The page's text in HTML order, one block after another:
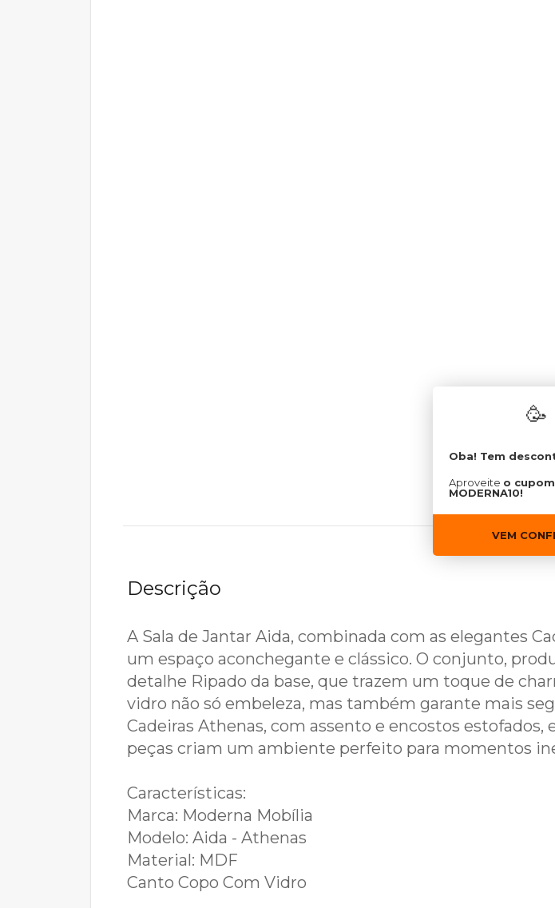
Descrição
A Sala de Jantar Aida, combinada com as elegantes
um espaço aconchegante e clássico. O conjunto,
detalhe Ripado da base, que trazem um toque de
vidro não só embeleza, mas também garante mais
Cadeiras Athenas, com assento e encostos estofados,
peças criam um ambiente perfeito para momentos
Características:
Marca: Moderna Mobília
Modelo: Aida - Athenas
Material: MDF
Canto Copo Com Vidro
🥳
Oba! Tem
Aproveite o cupom
MODERNA10!
VEM